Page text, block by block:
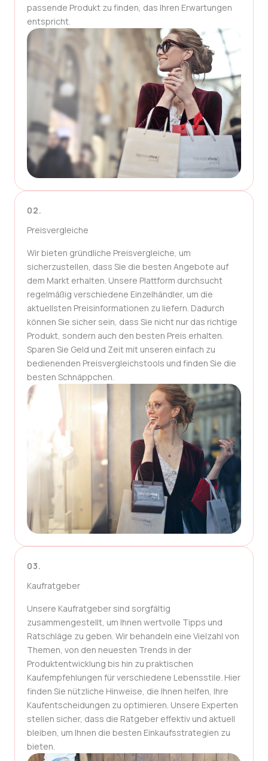
passende Produkt zu finden, das Ihren Erwartungen
entspricht.
02.
Preisvergleiche
Wir bieten gründliche Preisvergleiche, um
sicherzustellen, dass Sie die besten Angebote auf
dem Markt erhalten. Unsere Plattform durchsucht
regelmäßig verschiedene Einzelhändler, um die
aktuellsten Preisinformationen zu liefern. Dadurch
können Sie sicher sein, dass Sie nicht nur das richtige
Produkt, sondern auch den besten Preis erhalten.
Sparen Sie Geld und Zeit mit unseren einfach zu
bedienenden Preisvergleichstools und finden Sie die
besten Schnäppchen.
03.
Kaufratgeber
Unsere Kaufratgeber sind sorgfältig
zusammengestellt, um Ihnen wertvolle Tipps und
Ratschläge zu geben. Wir behandeln eine Vielzahl von
Themen, von den neuesten Trends in der
Produktentwicklung bis hin zu praktischen
Kaufempfehlungen für verschiedene Lebensstile. Hier
finden Sie nützliche Hinweise, die Ihnen helfen, Ihre
Kaufentscheidungen zu optimieren. Unsere Experten
stellen sicher, dass die Ratgeber effektiv und aktuell
bleiben, um Ihnen die besten Einkaufsstrategien zu
bieten.